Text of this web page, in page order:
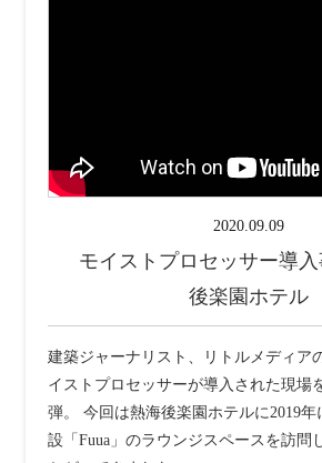
2020.09.09
モイストプロセッサー導
後楽園ホテル
建築ジャーナリスト、リトルメディア
イストプロセッサーが導入された現場
弾。 今回は熱海後楽園ホテルに2019
設「Fuua」のラウンジスペースを訪問